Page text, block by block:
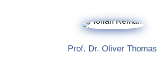
Prof. Dr. Oliver Thomas